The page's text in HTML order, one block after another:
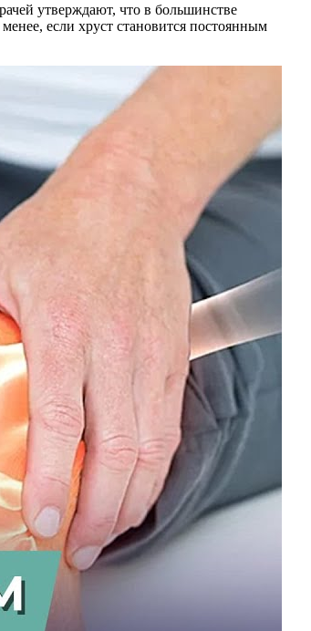
утверждают, что в большинстве
если хруст становится постоянным